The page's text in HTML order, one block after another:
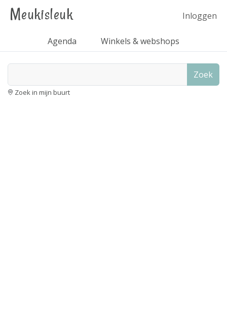
Meukisleuk Inloggen
Agenda Winkels & webshops
Zoek
Zoek in mijn buurt